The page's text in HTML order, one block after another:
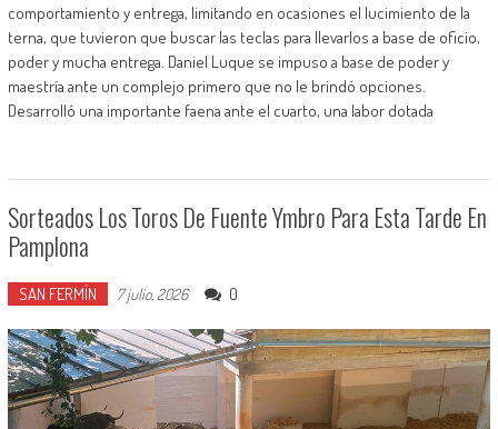
comportamiento y entrega, limitando en ocasiones el lucimiento de la
terna, que tuvieron que buscar las teclas para llevarlos a base de oficio,
poder y mucha entrega. Daniel Luque se impuso a base de poder y
maestría ante un complejo primero que no le brindó opciones.
Desarrolló una importante faena ante el cuarto, una labor dotada
Sorteados Los Toros De Fuente Ymbro Para Esta Tarde En
Pamplona
SAN FERMÍN 7 julio, 2026 0